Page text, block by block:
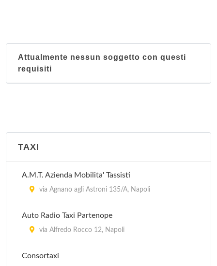
Attualmente nessun soggetto con questi
requisiti
TAXI
A.M.T. Azienda Mobilita' Tassisti
via Agnano agli Astroni 135/A, Napoli
Auto Radio Taxi Partenope
via Alfredo Rocco 12, Napoli
Consortaxi